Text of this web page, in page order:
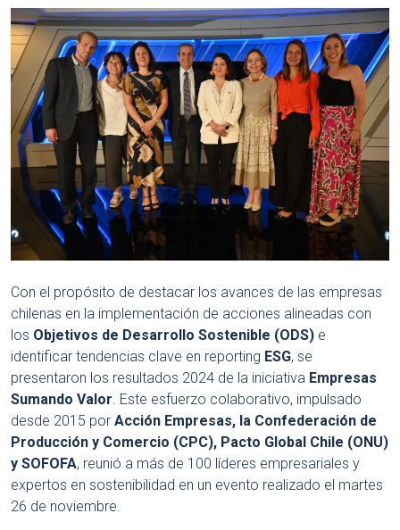
Con el propósito de destacar los avances de las empresas
chilenas en la implementación de acciones alineadas con
los Objetivos de Desarrollo Sostenible (ODS) e
identificar tendencias clave en reporting ESG, se
presentaron los resultados 2024 de la iniciativa Empresas
Sumando Valor . Este esfuerzo colaborativo, impulsado
desde 2015 por Acción Empresas, la Confederación de
Producción y Comercio (CPC), Pacto Global Chile (ONU)
y SOFOFA, reunió a más de 100 líderes empresariales y
expertos en sostenibilidad en un evento realizado el martes
26 de noviembre.